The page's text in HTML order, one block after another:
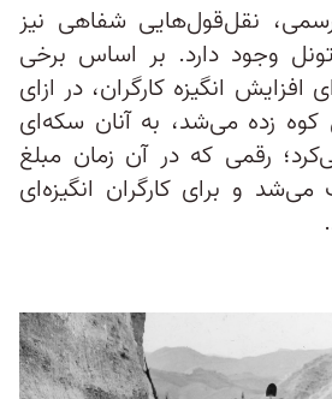
نقل‌قول‌هایی شفاهی نیز
وجود دارد. بر اساس برخی
افزایش انگیزه کارگران، در ازای
زده می‌شد، به آنان سکه‌ای
رقمی که در آن زمان مبلغ
و برای کارگران انگیزه‌ای